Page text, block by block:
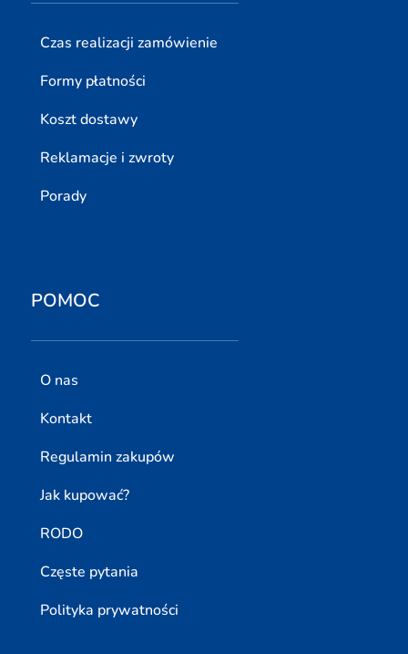
Czas realizacji zamówienie
Formy płatności
Koszt dostawy
Reklamacje i zwroty
Porady
POMOC
O nas
Kontakt
Regulamin zakupów
Jak kupować?
RODO
Częste pytania
Polityka prywatności